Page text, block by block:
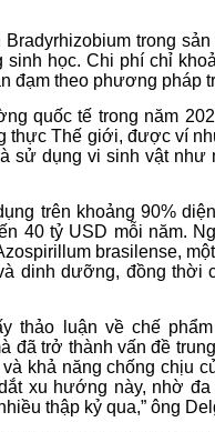
trong
học. Chi phí chỉ
đạm theo phương pháp
quốc tế trong năm
thực Thế giới, được ví
sử dụng vi sinh vật như
trên khoảng 90%
40 tỷ USD mỗi năm.
brasilense,
dinh dưỡng, đồng thời
thảo luận về chế
trở thành vấn đề
khả năng chống chịu
xu hướng này, nhờ
thập kỷ qua,” ông